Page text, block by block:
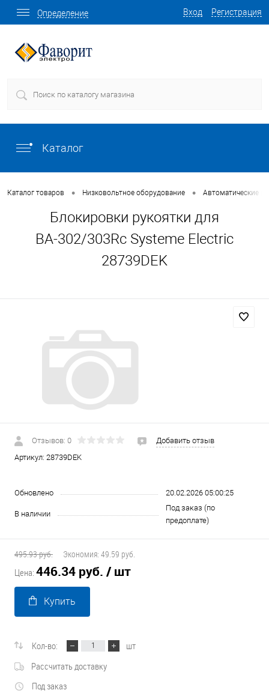
Вход Регистрация
Определение
Каталог
Каталог товаров • Низковольтное оборудование • Автоматические
Блокировки рукоятки для
ВА-302/303Rc Systeme Electric
28739DEK
Отзывов: 0
Добавить отзыв
Артикул: 28739DEK
Обновлено 20.02.2026 05:00:25
В наличии
Под заказ (по
предоплате)
495.93 руб. Экономия: 49.59 руб.
Цена: 446.34 руб. / шт
Купить
Кол-во:
шт
Рассчитать доставку
Под заказ